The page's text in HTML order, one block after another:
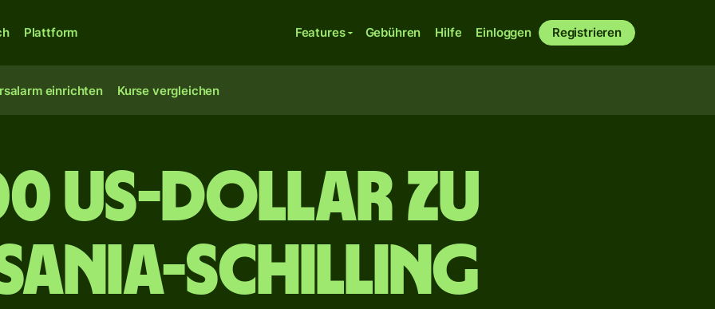
Plattform Features Gebühren Hilfe Einloggen Registrieren
einrichten Kurse vergleichen
US-Dollar zu
Schilling